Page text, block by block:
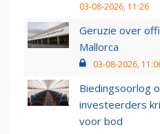
03-08-2026, 11:26
Geruzie over
Mallorca
03-08-2026,
Biedingsoorlog
investeerders
voor bod